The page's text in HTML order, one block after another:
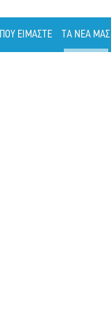
ΠΟΥ ΕΙΜΑΣΤΕ ΤΑ ΝΕΑ ΜΑΣ